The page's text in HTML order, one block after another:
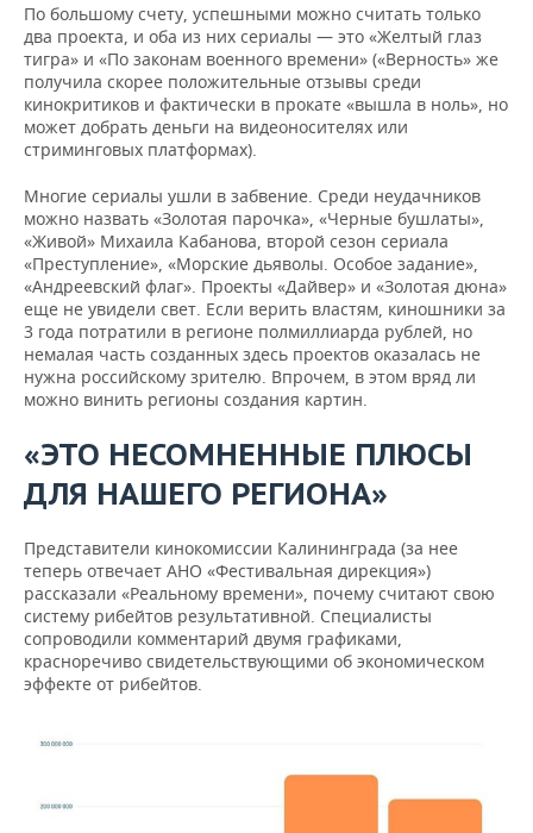
По большому счету, успешными можно считать только
два проекта, и оба из них сериалы — это «Желтый глаз
тигра» и «По законам военного времени» («Верность» же
получила скорее положительные отзывы среди
кинокритиков и фактически в прокате «вышла в ноль», но
может добрать деньги на видеоносителях или
стриминговых платформах).
Многие сериалы ушли в забвение. Среди неудачников
можно назвать «Золотая парочка», «Черные бушлаты»,
«Живой» Михаила Кабанова, второй сезон сериала
«Преступление», «Морские дьяволы. Особое задание»,
«Андреевский флаг». Проекты «Дайвер» и «Золотая дюна»
еще не увидели свет. Если верить властям, киношники за
3 года потратили в регионе полмиллиарда рублей, но
немалая часть созданных здесь проектов оказалась не
нужна российскому зрителю. Впрочем, в этом вряд ли
можно винить регионы создания картин.
«ЭТО НЕСОМНЕННЫЕ ПЛЮСЫ
ДЛЯ НАШЕГО РЕГИОНА»
Представители кинокомиссии Калининграда (за нее
теперь отвечает АНО «Фестивальная дирекция»)
рассказали «Реальному времени», почему считают свою
систему рибейтов результативной. Специалисты
сопроводили комментарий двумя графиками,
красноречиво свидетельствующими об экономическом
эффекте от рибейтов.